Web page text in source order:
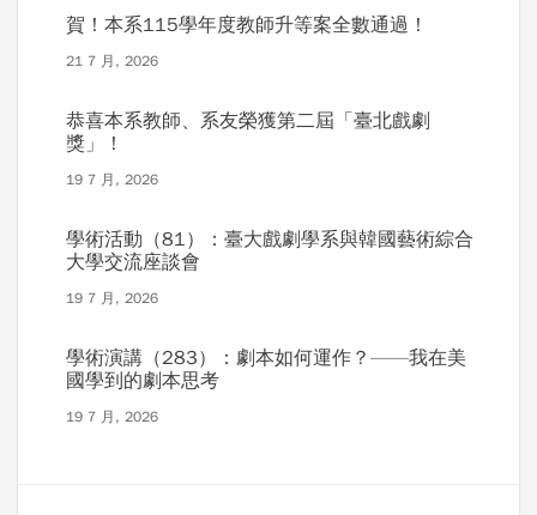
賀！本系115學年度教師升等案全數通過！
21 7 月, 2026
恭喜本系教師、系友榮獲第二屆「臺北戲劇
獎」！
19 7 月, 2026
學術活動（81）：臺大戲劇學系與韓國藝術綜合
大學交流座談會
19 7 月, 2026
學術演講（283）：劇本如何運作？——我在美
國學到的劇本思考
19 7 月, 2026